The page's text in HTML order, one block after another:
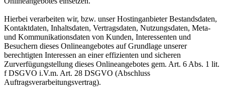
Hierbei verarbeiten wir, bzw. unser Hostinganbieter Bestandsdaten,
Kontaktdaten, Inhaltsdaten, Vertragsdaten, Nutzungsdaten, Meta-
und Kommunikationsdaten von Kunden, Interessenten und
Besuchern dieses Onlineangebotes auf Grundlage unserer
berechtigten Interessen an einer effizienten und sicheren
Zurverfügungstellung dieses Onlineangebotes gem. Art. 6 Abs. 1 lit.
f DSGVO i.V.m. Art. 28 DSGVO (Abschluss
Auftragsverarbeitungsvertrag).